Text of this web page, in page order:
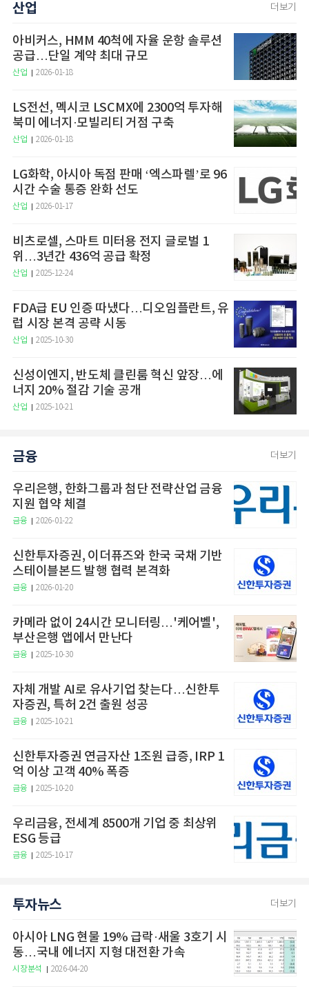
산업 더보기
아비커스, HMM 40척에 자율 운항 솔루션
공급…단일 계약 최대 규모
산업 2026-01-18
LS전선, 멕시코 LSCMX에 2300억 투자해
북미 에너지·모빌리티 거점 구축
산업 2026-01-18
LG화학, 아시아 독점 판매 ‘엑스파렐’로 96
시간 수술 통증 완화 선도
산업 2026-01-17
비츠로셀, 스마트 미터용 전지 글로벌 1
위…3년간 436억 공급 확정
산업 2025-12-24
FDA급 EU 인증 따냈다…디오임플란트, 유
럽 시장 본격 공략 시동
산업 2025-10-30
신성이엔지, 반도체 클린룸 혁신 앞장…에
너지 20% 절감 기술 공개
산업 2025-10-21
금융 더보기
우리은행, 한화그룹과 첨단 전략산업 금융
지원 협약 체결
금융 2026-01-22
신한투자증권, 이더퓨즈와 한국 국채 기반
스테이블본드 발행 협력 본격화
금융 2026-01-20
카메라 없이 24시간 모니터링…'케어벨',
부산은행 앱에서 만난다
금융 2025-10-30
자체 개발 AI로 유사기업 찾는다…신한투
자증권, 특허 2건 출원 성공
금융 2025-10-21
신한투자증권 연금자산 1조원 급증, IRP 1
억 이상 고객 40% 폭증
금융 2025-10-20
우리금융, 전세계 8500개 기업 중 최상위
ESG 등급
금융 2025-10-17
투자뉴스 더보기
아시아 LNG 현물 19% 급락·새울 3호기 시
동…국내 에너지 지형 대전환 가속
시장분석 2026-04-20